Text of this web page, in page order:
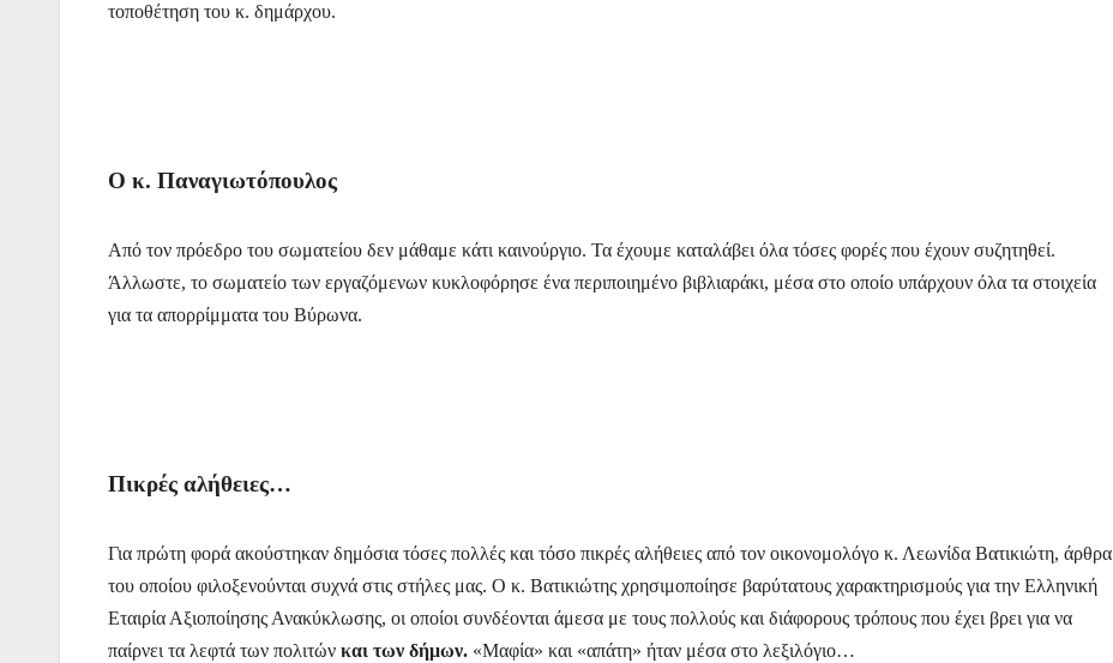
τοποθέτηση του κ. δημάρχου.
Ο κ. Παναγιωτόπουλος
Από τον πρόεδρο του σωματείου δεν μάθαμε κάτι καινούργιο. Τα έχουμε καταλάβει όλα τόσες φορές που έχουν συζητηθεί.
Άλλωστε, το σωματείο των εργαζόμενων κυκλοφόρησε ένα περιποιημένο βιβλιαράκι, μέσα στο οποίο υπάρχουν όλα τα στοιχεία
για τα απορρίμματα του Βύρωνα.
Πικρές αλήθειες…
Για πρώτη φορά ακούστηκαν δημόσια τόσες πολλές και τόσο πικρές αλήθειες από τον οικονομολόγο κ. Λεωνίδα Βατικιώτη, άρθρα
του οποίου φιλοξενούνται συχνά στις στήλες μας. Ο κ. Βατικιώτης χρησιμοποίησε βαρύτατους χαρακτηρισμούς για την Ελληνική
Εταιρία Αξιοποίησης Ανακύκλωσης, οι οποίοι συνδέονται άμεσα με τους πολλούς και διάφορους τρόπους που έχει βρει για να
παίρνει τα λεφτά των πολιτών και των δήμων. «Μαφία» και «απάτη» ήταν μέσα στο λεξιλόγιο…